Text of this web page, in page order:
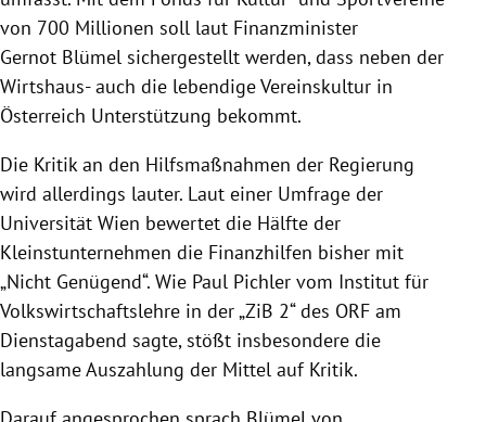
von 700 Millionen soll laut Finanzminister
Gernot Blümel sichergestellt werden, dass neben der
Wirtshaus- auch die lebendige Vereinskultur in
Österreich Unterstützung bekommt.
Die Kritik an den Hilfsmaßnahmen der Regierung
wird allerdings lauter. Laut einer Umfrage der
Universität Wien bewertet die Hälfte der
Kleinstunternehmen die Finanzhilfen bisher mit
„Nicht Genügend“. Wie Paul Pichler vom Institut für
Volkswirtschaftslehre in der „ZiB 2“ des ORF am
Dienstagabend sagte, stößt insbesondere die
langsame Auszahlung der Mittel auf Kritik.